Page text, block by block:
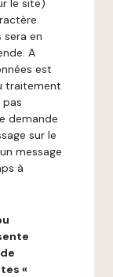
le site)
en
A
est
traitement
pas
demande
sur le
message
à
«